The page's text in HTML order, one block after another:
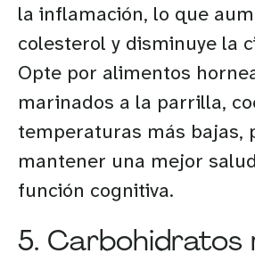
la inflamación, lo que
colesterol y disminuye la
Opte por alimentos
marinados a la parrilla,
temperaturas más bajas,
mantener una mejor
función cognitiva.
5. Carbohidratos